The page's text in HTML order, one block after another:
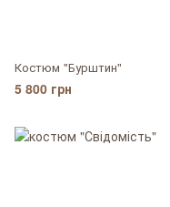
Костюм "Бурштин"
5 800 грн